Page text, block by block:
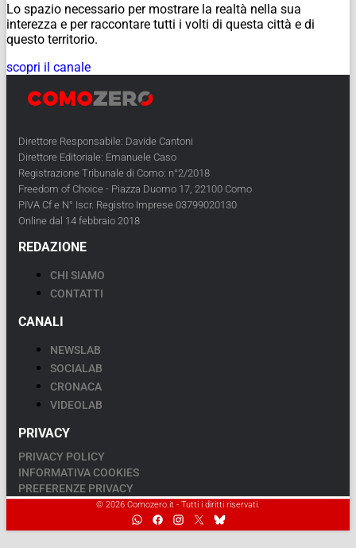
Lo spazio necessario per mostrare la realtà nella sua
interezza e per raccontare tutti i volti di questa città e di
questo territorio.
scopri il canale
Direttore Responsabile: Davide Cantoni
Direttore Editoriale: Emanuele Caso
Registrazione Tribunale di Como: n°2/2018
Freedom of Choice - Piazza Duomo 17, 22100 Como
PIVA Cf e N° Iscr. Registro Imprese 03799020130
Online dal 14 febbraio 2018
REDAZIONE
CHI SIAMO
CONTATTI
CANALI
NEWSLAB
SOCIALAB
CRONACA
VIDEOLAB
PRIVACY
PRIVACY POLICY
INFORMATIVA COOKIES
PREFERENZE PRIVACY
© 2026 Comozero.it - Tutti i diritti riservati.